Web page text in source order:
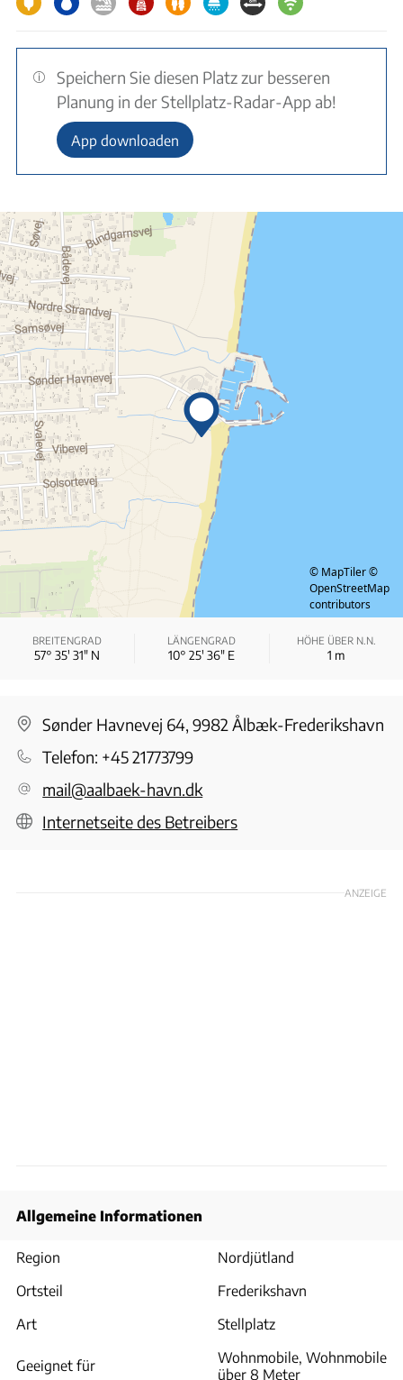
Speichern Sie diesen Platz zur besseren
Planung in der Stellplatz-Radar-App ab!
App downloaden
© MapTiler ©
OpenStreetMap
contributors
BREITENGRAD
57° 35′ 31″ N
LÄNGENGRAD
10° 25′ 36″ E
HÖHE ÜBER N.N.
1 m
Sønder Havnevej 64, 9982 Ålbæk-Frederikshavn
Telefon: +45 21773799
mail@aalbaek-havn.dk
Internetseite des Betreibers
ANZEIGE
Allgemeine Informationen
Region
Nordjütland
Ortsteil
Frederikshavn
Art
Stellplatz
Geeignet für
Wohnmobile, Wohnmobile
über 8 Meter